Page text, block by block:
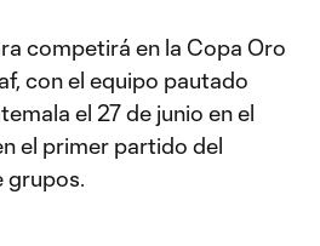
competirá en la Copa Oro
con el equipo pautado
el 27 de junio en el
el primer partido del
grupos.